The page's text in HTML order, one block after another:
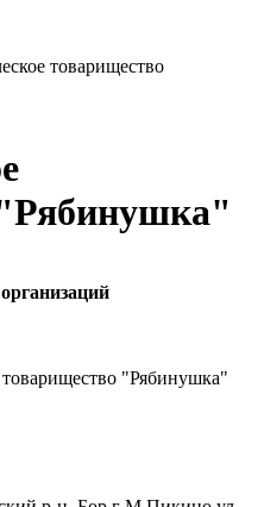
товарищество
товарищество "Рябинушка"